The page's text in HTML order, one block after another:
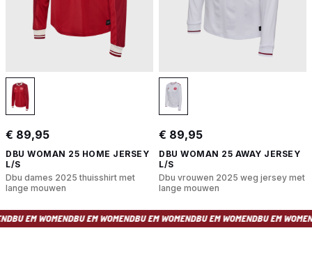
€ 89,95
DBU WOMAN 25 HOME JERSEY
L/S
Dbu dames 2025 thuisshirt met
lange mouwen
€ 89,95
DBU WOMAN 25 AWAY JERSEY
L/S
Dbu vrouwen 2025 weg jersey met
lange mouwen
WOMENDBU EM WOMENDBU EM WOMENDBU EM WOMENDBU EM WOMENDBU